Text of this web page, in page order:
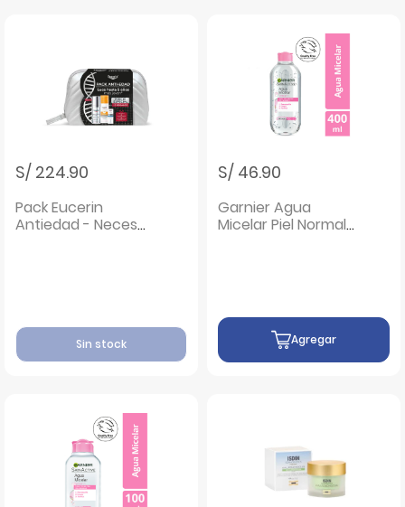
S/ 224.90
Pack Eucerin
Antiedad - Neceser
Sin stock
S/ 46.90
Garnier Agua
Micelar Piel Normal
Agregar